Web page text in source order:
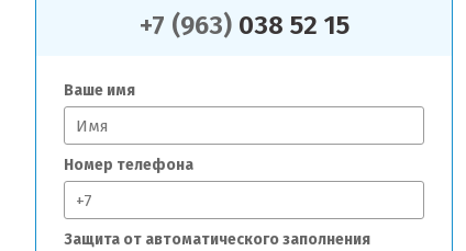
+7 (963)038 52 15
Ваше имя
Номер телефона
Защита от автоматического заполнения